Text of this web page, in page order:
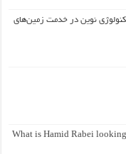
نوین در خدمت زمین‌های
What is Hamid Rabei